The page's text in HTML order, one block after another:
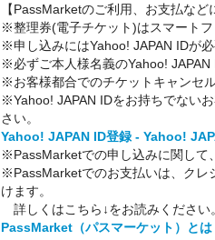
【PassMarketのご利用、お支払など
※整理券(電子チケット)はスマートフ
※申し込みにはYahoo! JAPAN IDが必
※必ずご本人様名義のYahoo! JAPAN
※お客様都合でのチケットキャンセル
※Yahoo! JAPAN IDをお持ちでない
さい。
Yahoo! JAPAN ID登録 - Yahoo!
※PassMarketでの申し込みに関して
※PassMarketでのお支払いは、クレ
けます。
詳しくはこちら↓をお読みください。
PassMarket（パスマーケット）と